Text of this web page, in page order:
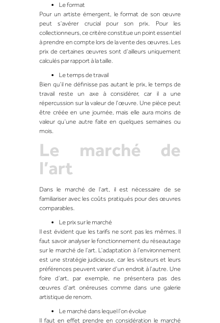
Le format
Pour un artiste émergent, le format de son œuvre
peut s’avérer crucial pour son prix. Pour les
collectionneurs, ce critère constitue un point essentiel
à prendre en compte lors de la vente des œuvres. Les
prix de certaines œuvres sont d’ailleurs uniquement
calculés par rapport à la taille.
Le temps de travail
Bien qu’il ne définisse pas autant le prix, le temps de
travail reste un axe à considérer, car il a une
répercussion sur la valeur de l’œuvre. Une pièce peut
être créée en une journée, mais elle aura moins de
valeur qu’une autre faite en quelques semaines ou
mois.
Le marché de
l’art
Dans le marché de l’art, il est nécessaire de se
familiariser avec les coûts pratiqués pour des œuvres
comparables.
Le prix sur le marché
Il est évident que les tarifs ne sont pas les mêmes. Il
faut savoir analyser le fonctionnement du réseautage
sur le marché de l’art. L’adaptation à l’environnement
est une stratégie judicieuse, car les visiteurs et leurs
préférences peuvent varier d’un endroit à l’autre. Une
foire d’art, par exemple, ne présentera pas des
œuvres d’art onéreuses comme dans une galerie
artistique de renom.
Le marché dans lequel l’on évolue
Il faut en effet prendre en considération le marché